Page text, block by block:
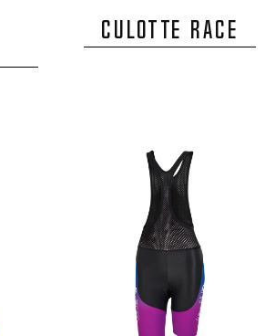
CULOTTE RACE